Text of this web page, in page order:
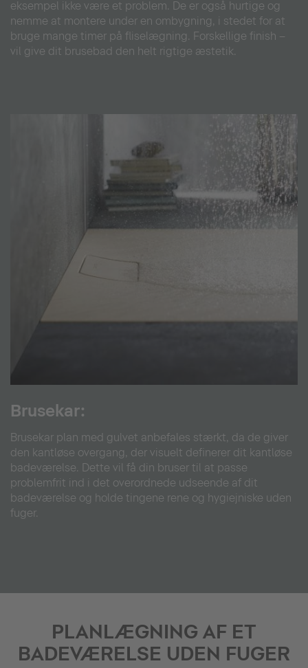
eksempel ikke være et problem. De er også hurtige og
nemme at montere under en ombygning, i stedet for at
bruge mange timer på fliselægning. Forskellige finish –
vil give dit brusebad den helt rigtige æstetik.
Brusekar:
Brusekar plan med gulvet anbefales stærkt, da de giver
den kantløse overgang, der visuelt definerer dit kantløse
badeværelse. Dette vil få din bruser til at passe
problemfrit ind i det overordnede udseende af dit
badeværelse og holde tingene rene og hygiejniske uden
fuger.
PLANLÆGNING AF ET
BADEVÆRELSE UDEN FUGER